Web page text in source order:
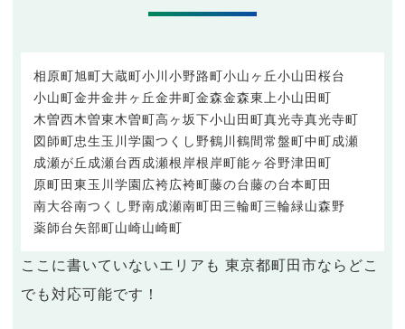
相原町旭町大蔵町小川小野路町小山ヶ丘小山田桜台
小山町金井金井ヶ丘金井町金森金森東 上小山田町
木曽西木曽東木曽町高ヶ坂下小山田町真光寺真光寺町
図師町忠生玉川学園つくし野鶴川鶴間常盤町中町成瀬
成瀬が丘成瀬台西成瀬根岸根岸町能ヶ谷野津田町
原町田東玉川学園広袴広袴町藤の台藤の台本町田
南大谷南つくし野南成瀬南町田 三輪町三輪緑山森野
薬師台矢部町山崎山崎町
ここに書いていないエリアも 東京都町田市ならどこ
でも対応可能です！